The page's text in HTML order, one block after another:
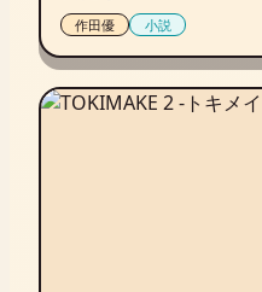
作田優 小説